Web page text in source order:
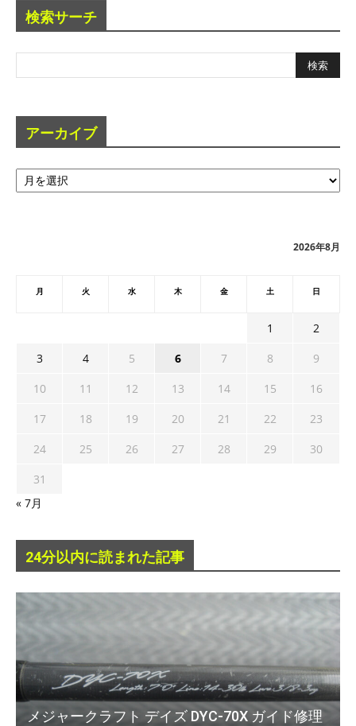
検索サーチ
アーカイブ
ア
ー
2026年8月
月 火 水 木 金 土 日
1
2
3
4 5 6 7 8
9
10
11 12 13 14 15
16
17
18 19 20 21 22
23
24
25 26 27 28 29
30
31
« 7月
24分以内に読まれた記事
メジャークラフト デイズ DYC-70X ガイド修理